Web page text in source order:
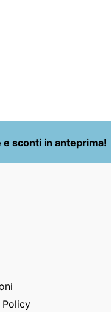
sconti in anteprima!
Policy